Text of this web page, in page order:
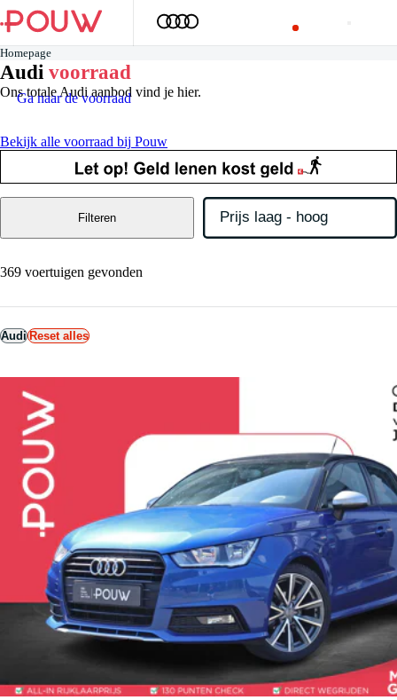
Homepage
Audi voorraad
Ons totale Audi aanbod vind je hier.
Bekijk alle voorraad bij Pouw
Ga naar de voorraad
369 voertuigen gevonden
Filteren
AudiReset alles